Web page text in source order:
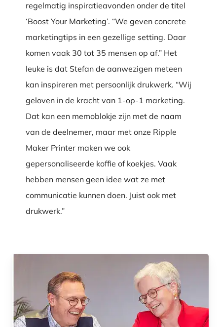
regelmatig inspiratieavonden onder de titel
‘Boost Your Marketing’. “We geven concrete
marketingtips in een gezellige setting. Daar
komen vaak 30 tot 35 mensen op af.” Het
leuke is dat Stefan de aanwezigen meteen
kan inspireren met persoonlijk drukwerk. “Wij
geloven in de kracht van 1-op-1 marketing.
Dat kan een memoblokje zijn met de naam
van de deelnemer, maar met onze Ripple
Maker Printer maken we ook
gepersonaliseerde koffie of koekjes. Vaak
hebben mensen geen idee wat ze met
communicatie kunnen doen. Juist ook met
drukwerk.”